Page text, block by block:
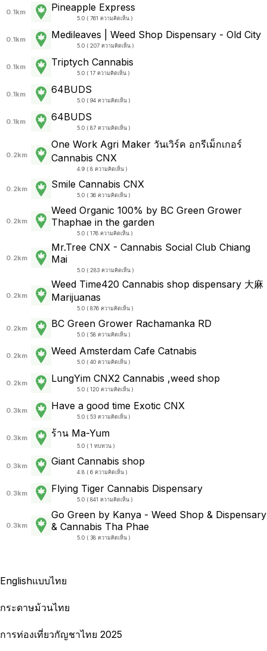
0.1km Pineapple Express
5.0 ( 761 ความคิดเห็น )
0.1km Medileaves | Weed Shop Dispensary - Old City
5.0 ( 207 ความคิดเห็น )
0.1km Triptych Cannabis
5.0 ( 17 ความคิดเห็น )
0.1km 64BUDS
5.0 ( 94 ความคิดเห็น )
0.1km 64BUDS
5.0 ( 87 ความคิดเห็น )
0.2km
One Work Agri Maker วันเวิร์ค อกรีเม็กเกอร์
Cannabis CNX
4.9 ( 8 ความคิดเห็น )
0.2km Smile Cannabis CNX
5.0 ( 36 ความคิดเห็น )
0.2km
Weed Organic 100% by BC Green Grower
Thaphae in the garden
5.0 ( 176 ความคิดเห็น )
0.2km
Mr.Tree CNX - Cannabis Social Club Chiang
Mai
5.0 ( 283 ความคิดเห็น )
0.2km
Weed Time420 Cannabis shop dispensary 大麻
Marijuanas
5.0 ( 876 ความคิดเห็น )
0.2km BC Green Grower Rachamanka RD
5.0 ( 58 ความคิดเห็น )
0.2km Weed Amsterdam Cafe Catnabis
5.0 ( 40 ความคิดเห็น )
0.2km LungYim CNX2 Cannabis ,weed shop
5.0 ( 120 ความคิดเห็น )
0.3km Have a good time Exotic CNX
5.0 ( 53 ความคิดเห็น )
0.3km ร้าน Ma-Yum
5.0 ( 1 ทบทวน )
0.3km Giant Cannabis shop
4.8 ( 6 ความคิดเห็น )
0.3km Flying Tiger Cannabis Dispensary
5.0 ( 841 ความคิดเห็น )
0.3km
Go Green by Kanya - Weed Shop & Dispensary
& Cannabis Tha Phae
5.0 ( 38 ความคิดเห็น )
Englishแบบไทย
กระดาษม้วนไทย
การท่องเที่ยวกัญชาไทย 2025